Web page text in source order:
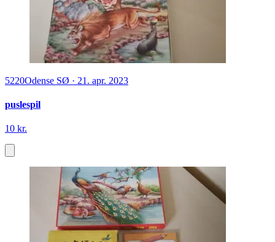
5220Odense SØ · 21. apr. 2023
puslespil
10 kr.